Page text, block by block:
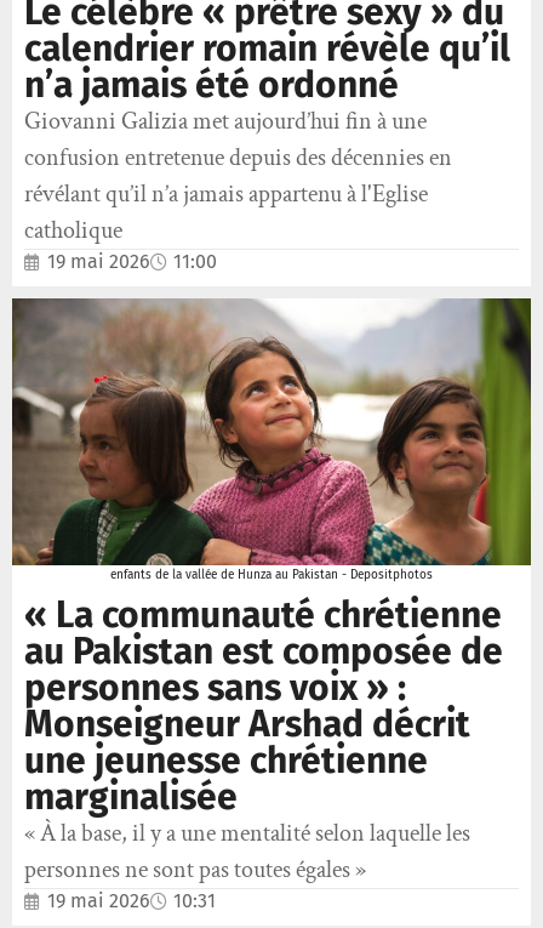
Le célèbre « prêtre sexy » du
calendrier romain révèle qu’il
n’a jamais été ordonné
Giovanni Galizia met aujourd’hui fin à une
confusion entretenue depuis des décennies en
révélant qu’il n’a jamais appartenu à l'Eglise
catholique
19 mai 2026 11:00
enfants de la vallée de Hunza au Pakistan - Depositphotos
« La communauté chrétienne
au Pakistan est composée de
personnes sans voix » :
Monseigneur Arshad décrit
une jeunesse chrétienne
marginalisée
« À la base, il y a une mentalité selon laquelle les
personnes ne sont pas toutes égales »
19 mai 2026 10:31